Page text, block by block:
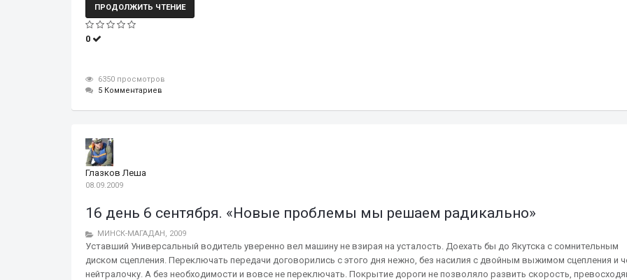
ПРОДОЛЖИТЬ ЧТЕНИЕ
0
6350 просмотров
5 Комментариев
Глазков Леша
08.09.2009
16 день 6 сентября. «Новые проблемы мы решаем радикально»
МИНСК-МАГАДАН, 2009
Уставший Универсальный водитель уверенно вел машину не взирая на усталость. Доехать бы до Якутска с сомнительным
диском сцепления. Переключать передачи договорились с этого дня нежно, без насилия с двойным выжимом сцепления и
нейтралочку. А без необходимости и вовсе не переключать. Покрытие дороги не позволяло развить скорость,